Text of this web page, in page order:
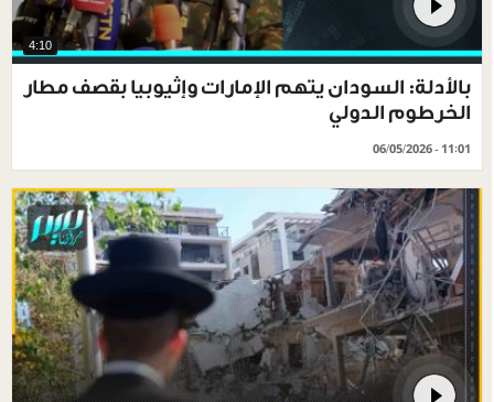
4:10
بالأدلة: السودان يتهم الإمارات وإثيوبيا بقصف مطار
الخرطوم الدولي
06/05/2026 - 11:01